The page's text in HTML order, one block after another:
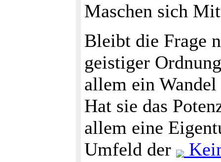
Maschen sich
Bleibt die Frage
geistiger
allem ein
Hat sie das
allem eine
Umfeld der